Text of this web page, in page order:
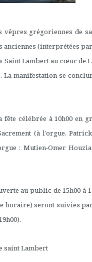
vêpres grégoriennes de
(interprétées par
Saint Lambert au cœur de
La manifestation se
fête célébrée à 10h00 en
(à l’orgue,
: Mutien-Omer
au public de 15h00 à
horaire) seront suivies
saint Lambert